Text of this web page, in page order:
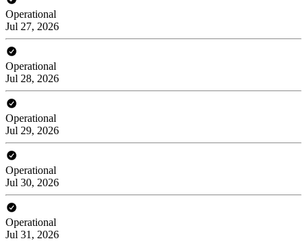
Operational
Jul 27, 2026
Operational
Jul 28, 2026
Operational
Jul 29, 2026
Operational
Jul 30, 2026
Operational
Jul 31, 2026